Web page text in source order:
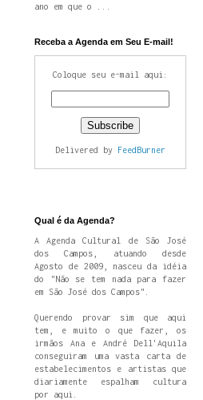
ano em que o ...
Receba a Agenda em Seu E-mail!
Coloque seu e-mail aqui:
Delivered by FeedBurner
Qual é da Agenda?
A Agenda Cultural de São José
dos Campos, atuando desde
Agosto de 2009, nasceu da idéia
do "Não se tem nada para fazer
em São José dos Campos".
Querendo provar sim que aqui
tem, e muito o que fazer, os
irmãos Ana e André Dell'Aquila
conseguiram uma vasta carta de
estabelecimentos e artistas que
diariamente espalham cultura
por aqui.